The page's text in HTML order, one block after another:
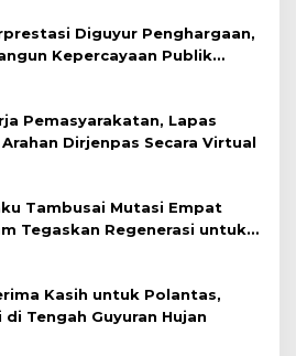
Diguyur Penghargaan,
Kepercayaan Publik
Pemasyarakatan, Lapas
Dirjenpas Secara Virtual
Tambusai Mutasi Empat
Tegaskan Regenerasi untuk
Kasih untuk Polantas,
Tengah Guyuran Hujan